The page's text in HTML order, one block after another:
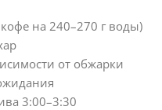
на 240–270 г воды)
от обжарки
3:00–3:30